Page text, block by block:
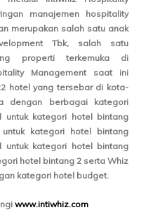
manajemen hospitality
merupakan salah satu anak
Tbk, salah satu
properti terkemuka di
Management saat ini
hotel yang tersebar di kota-
dengan berbagai kategori
untuk kategori hotel bintang
kategori hotel bintang
untuk kategori hotel bintang
hotel bintang 2 serta Whiz
kategori hotel budget.
www.intiwhiz.com